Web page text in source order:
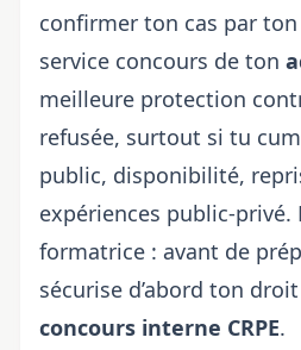
confirmer ton cas par
service concours de ton
meilleure protection
refusée, surtout si tu
public, disponibilité,
expériences public-privé.
formatrice : avant de
sécurise d’abord ton
concours interne CRPE.